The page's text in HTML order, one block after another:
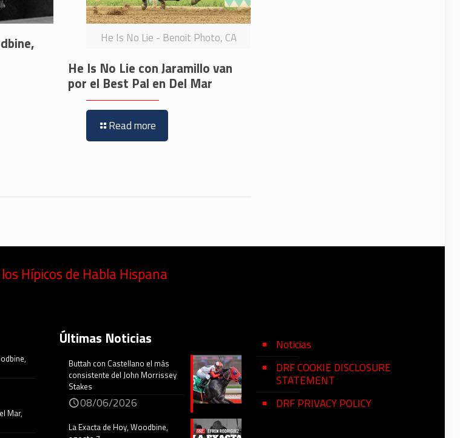
He Is No Lie - Benoit Photo, CA
He Is No Lie con Jaramillo van
por el Best Pal en Del Mar
Read more
Hípicos de Habla Hispana
Mar,
Últimas Noticias
Buttah con Castellano el más
consistente del John Morrissey
Stakes
08/06/2026
La Exacta de Hoy, Woodbine,
Noticias
DRF COOKIE DISCLOSURE
STATEMENT
DRF PRIVACY POLICY